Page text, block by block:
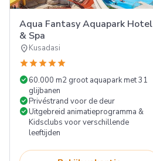
Aqua Fantasy Aquapark Hotel
& Spa
location_onKusadasi
starstarstarstarstar
check_circle60.000 m2 groot aquapark met 31
glijbanen
check_circlePrivéstrand voor de deur
check_circleUitgebreid animatieprogramma &
Kidsclubs voor verschillende
leeftijden